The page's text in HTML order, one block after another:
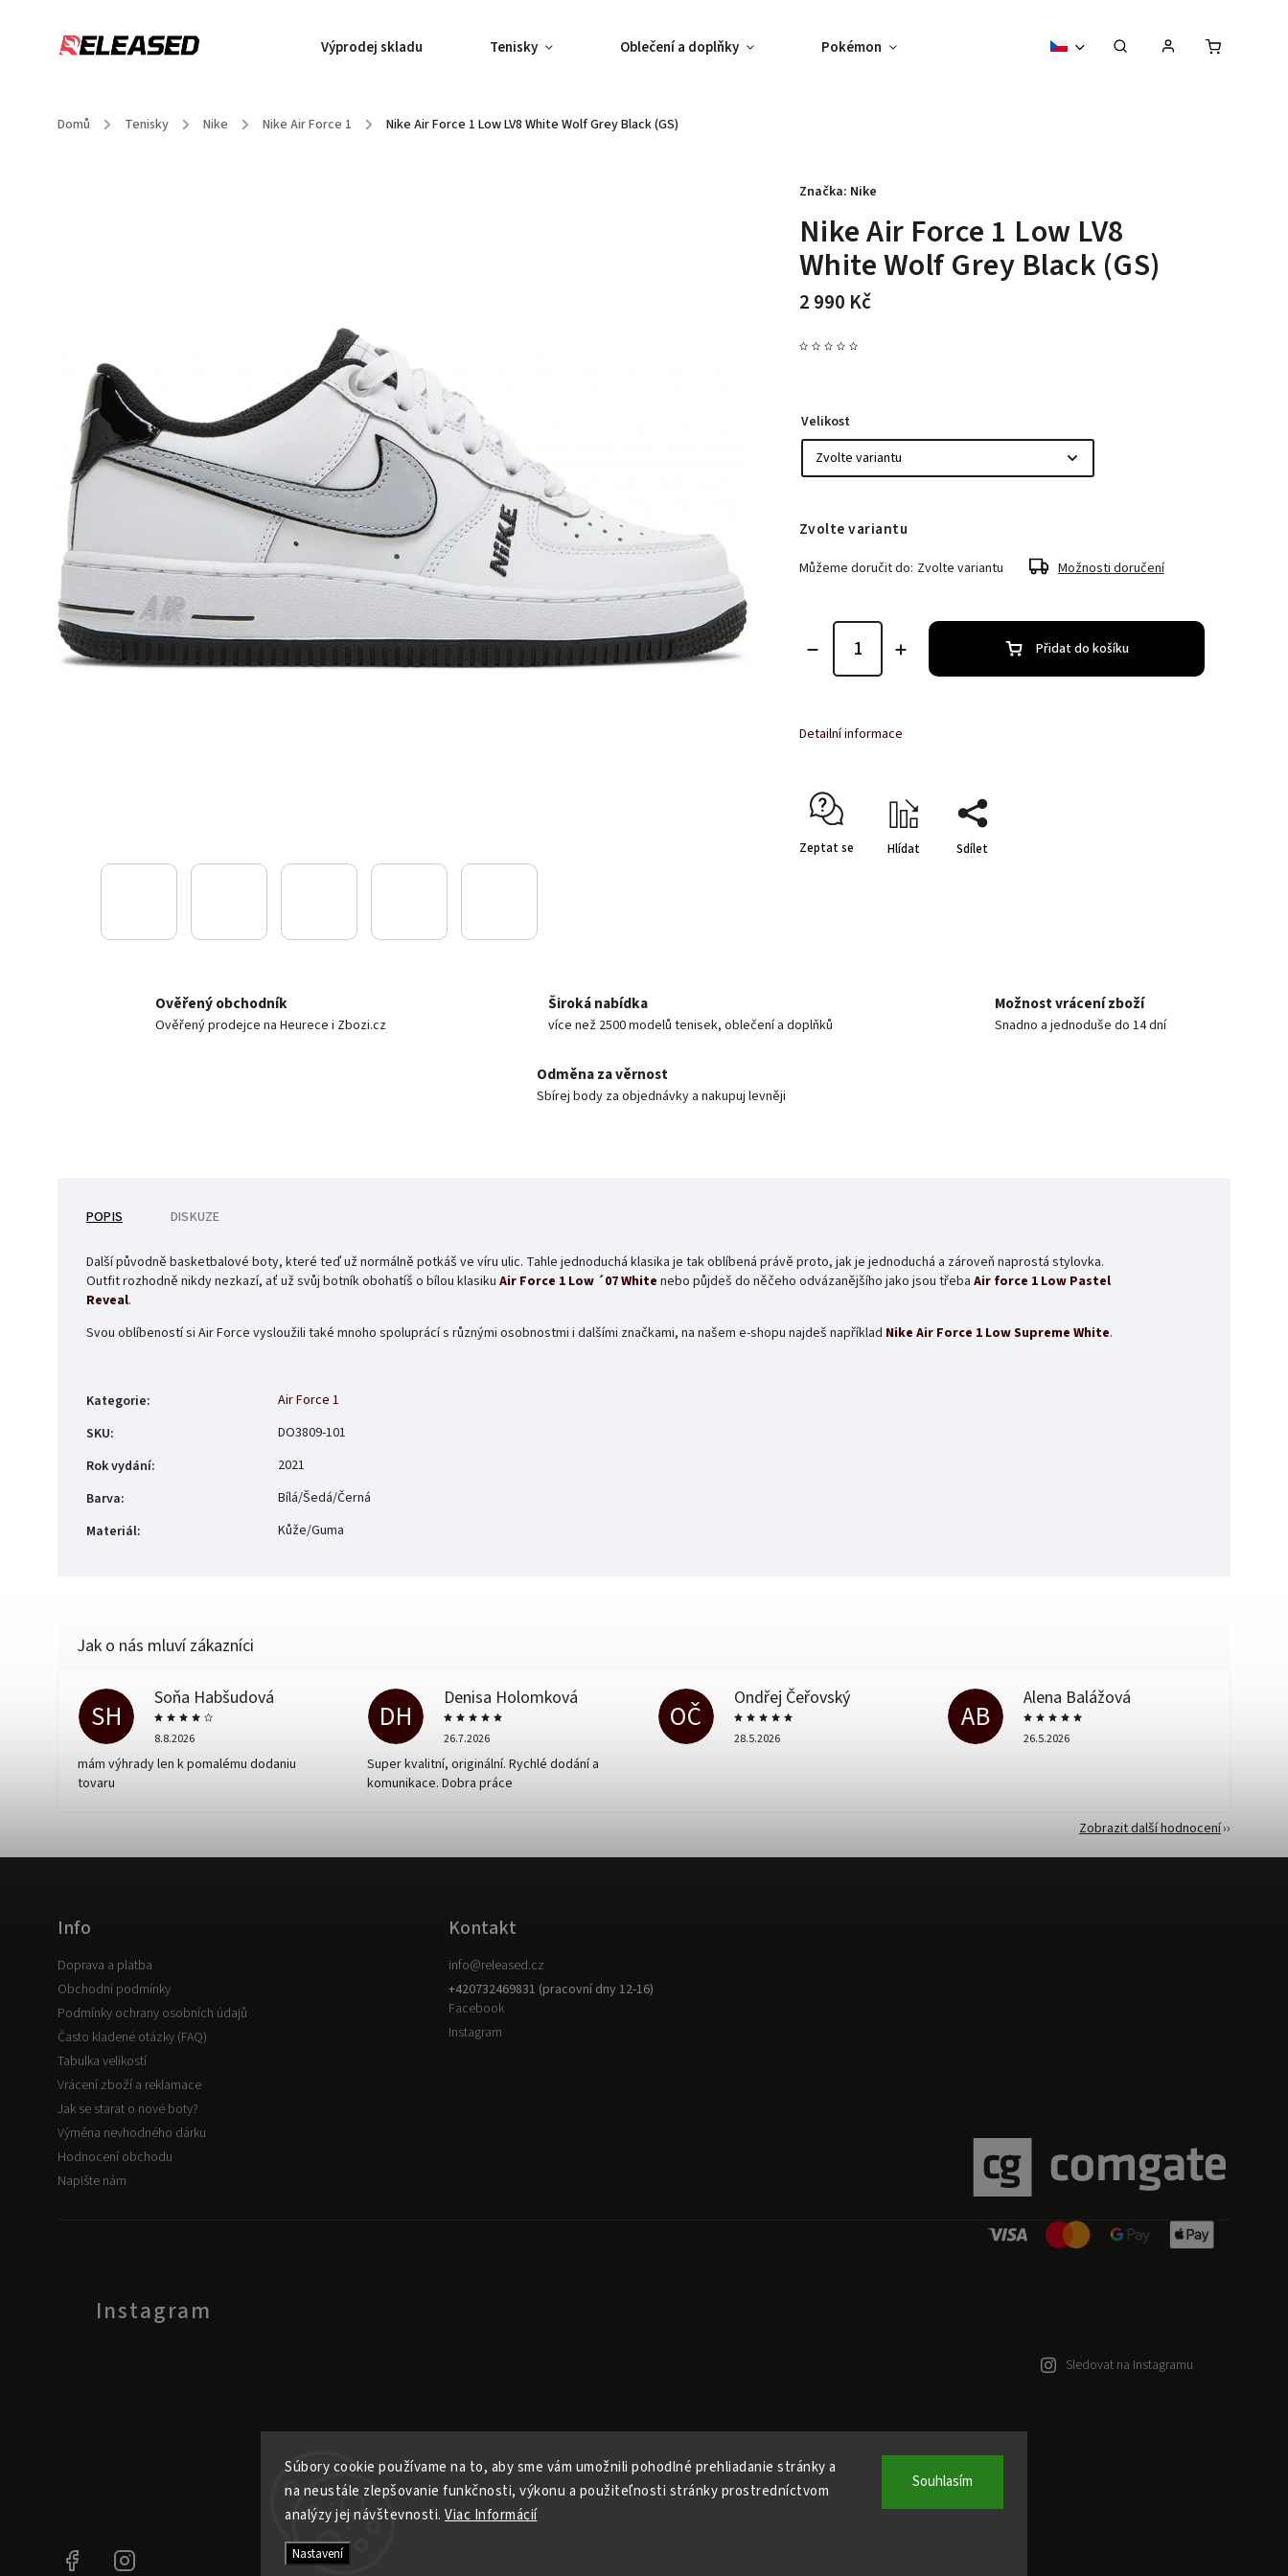
Súbory cookie používame na to, aby sme vám umožnili pohodlné prehliadanie stránky a
na neustále zlepšovanie funkčnosti, výkonu a použiteľnosti stránky prostredníctvom
analýzy jej návštevnosti. Viac Informácií
Nastavení
Souhlasím
Výprodej skladu Tenisky Oblečení a doplňky Pokémon Sběratelské předměty Vouchery
Domů / Tenisky / Nike / Nike Air Force 1 / Nike Air Force 1 Low LV8 White Wolf Grey Black (GS)
Nike Air Force 1 Low LV8
White Wolf Grey Black (GS)
2 990 Kč
Značka: Nike
Velikost
Zvolte variantu
Můžeme doručit do: Zvolte variantu Možnosti doručení
Přidat do košíku
Detailní informace
Zeptat se Hlídat Sdílet
Ověřený obchodník
Ověřený prodejce na Heurece i Zbozi.cz
Široká nabídka
více než 2500 modelů tenisek, oblečení a doplňků
Možnost vrácení zboží
Snadno a jednoduše do 14 dní
Odměna za věrnost
Sbírej body za objednávky a nakupuj levněji
POPIS DISKUZE
Další původně basketbalové boty, které teď už normálně potkáš ve víru ulic. Tahle jednoduchá klasika je tak oblíbená právě proto, jak je jednoduchá a zároveň naprostá stylovka.
Outfit rozhodně nikdy nezkazí, ať už svůj botník obohatíš o bílou klasiku Air Force 1 Low ´07 White nebo půjdeš do něčeho odvázanějšího jako jsou třeba Air force 1 Low Pastel
Reveal.
Svou oblíbeností si Air Force vysloužili také mnoho spoluprácí s různými osobnostmi i dalšími značkami, na našem e-shopu najdeš například Nike Air Force 1 Low Supreme White.
Kategorie:
Air Force 1
SKU:
DO3809-101
Rok vydání:
2021
Barva:
Bílá/Šedá/Černá
Materiál: Kůže/Guma
SH
Soňa Habšudová
8.8.2026
mám výhrady len k pomalému dodaniu
tovaru
DH
Denisa Holomková
26.7.2026
Super kvalitní, originální. Rychlé dodání a
komunikace. Dobra práce
OČ
Ondřej Čeřovský
28.5.2026
AB
Alena Balážová
26.5.2026
Zobrazit další hodnocení
Instagram
Sledovat na Instagramu
Info
Doprava a platba
Obchodní podmínky
Podmínky ochrany osobních údajů
Často kladené otázky (FAQ)
Tabulka velikostí
Vrácení zboží a reklamace
Jak se starat o nové boty?
Výměna nevhodného dárku
Hodnocení obchodu
Napište nám
Kontakt
info@released.cz
+420732469831 (pracovní dny 12-16)
Facebook
Instagram
Upravit nastavení cookies
Vytvořil Shoptet| DesignShoptak.cz
Facebook